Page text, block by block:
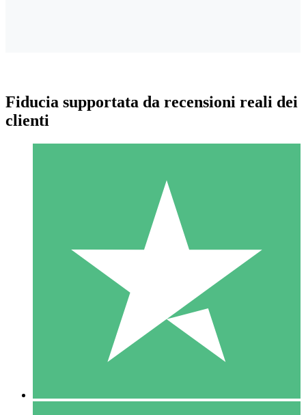
Pacchetti di Crediti Individuali
Paga a consumo con crediti di download. Nessun impegno
1 Download
10
US$1500
Fiducia supportata da recensioni reali dei
clienti